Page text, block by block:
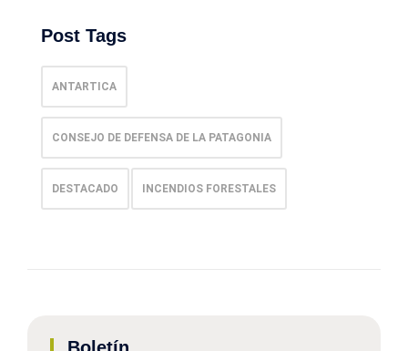
Post Tags
ANTARTICA
CONSEJO DE DEFENSA DE LA PATAGONIA
DESTACADO INCENDIOS FORESTALES
Boletín